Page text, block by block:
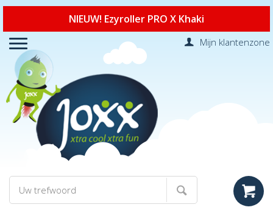
NIEUW! Ezyroller PRO X Khaki
Mijn klantenzone